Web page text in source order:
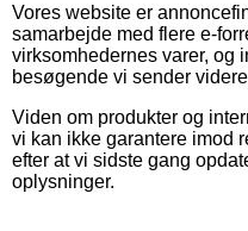
Vores website er
samarbejde med flere e-
virksomhedernes varer, og
besøgende vi sender
Viden om produkter og
vi kan ikke garantere imod
efter at vi sidste gang
oplysninger.